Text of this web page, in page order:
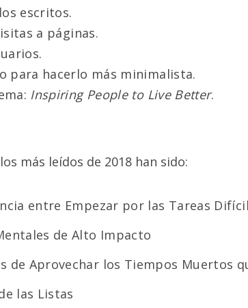
escritos.
a páginas.
para hacerlo más minimalista.
Inspiring People to Live Better.
más leídos de 2018 han sido:
entre Empezar por las Tareas
de Alto Impacto
de Aprovechar los Tiempos Muertos
las Listas